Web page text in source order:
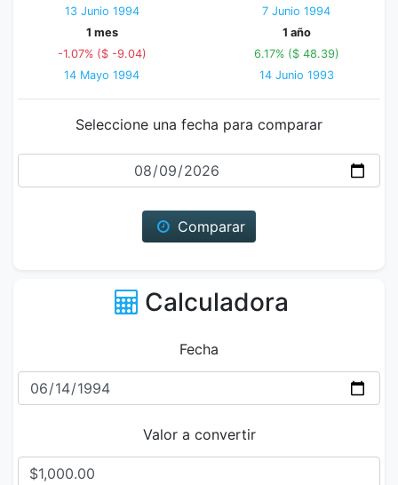
13 Junio 1994
7 Junio 1994
1 mes
-1.07% ($ -9.04)
14 Mayo 1994
1 año
6.17% ($ 48.39)
14 Junio 1993
Seleccione una fecha para comparar
Fecha
Comparar
Calculadora
Fecha
Valor a convertir